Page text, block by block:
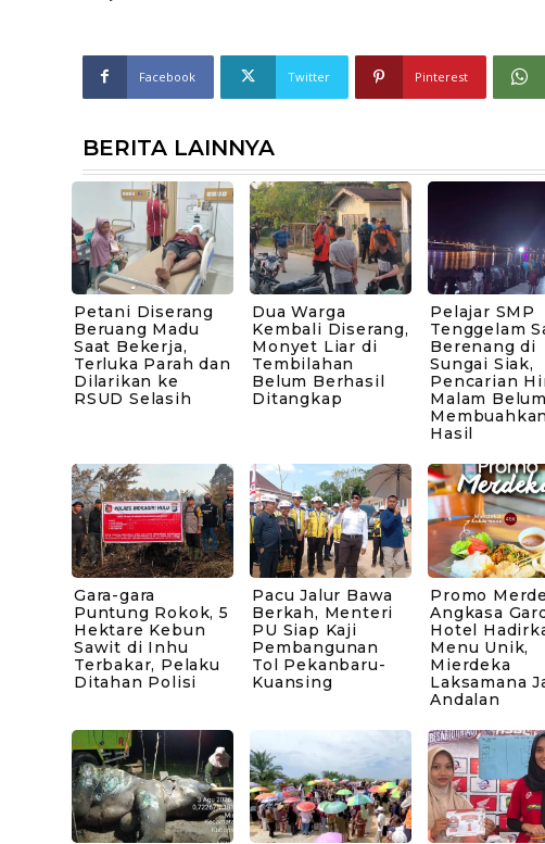
Facebook Twitter Pinterest
BERITA LAINNYA
Petani Diserang
Beruang Madu
Saat Bekerja,
Terluka Parah dan
Dilarikan ke
RSUD Selasih
Dua Warga
Kembali Diserang,
Monyet Liar di
Tembilahan
Belum Berhasil
Ditangkap
Pelajar SMP
Tenggelam
Berenang di
Sungai Siak,
Pencarian
Malam Belum
Membuahkan
Hasil
Gara-gara
Puntung Rokok, 5
Hektare Kebun
Sawit di Inhu
Terbakar, Pelaku
Ditahan Polisi
Pacu Jalur Bawa
Berkah, Menteri
PU Siap Kaji
Pembangunan
Tol Pekanbaru-
Kuansing
Promo
Angkasa
Hotel
Menu Unik,
Mierdeka
Laksamana
Andalan